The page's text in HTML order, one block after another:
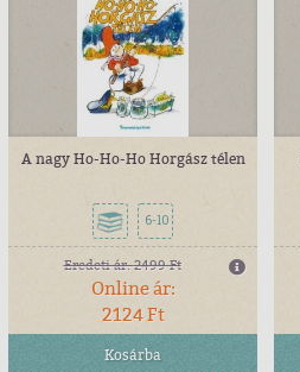
A nagy Ho-Ho-Ho Horgász télen
6-10
Eredeti ár:2499 Ft
Online ár:
2124 Ft
Kosárba